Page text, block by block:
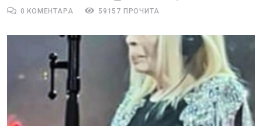
0 КОМЕНТАРА
59157 ПРОЧИТА